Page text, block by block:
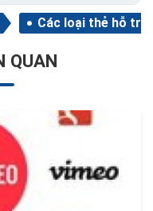
Các loại thẻ hỗ trợ
QUAN